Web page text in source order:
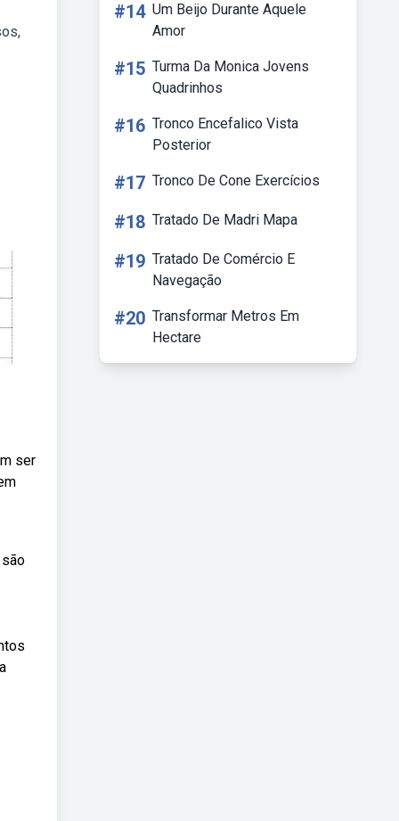
ser
#14 Um Beijo Durante Aquele
Amor
#15 Turma Da Monica Jovens
Quadrinhos
#16 Tronco Encefalico Vista
Posterior
#17 Tronco De Cone Exercícios
#18 Tratado De Madri Mapa
#19 Tratado De Comércio E
Navegação
#20 Transformar Metros Em
Hectare